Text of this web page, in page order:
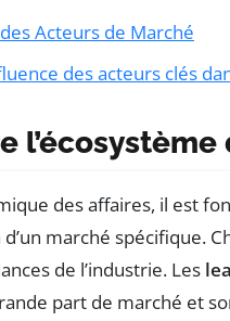
Acteurs de Marché
des acteurs clés
des affaires, il est
marché spécifique.
de l’industrie. Les
part de marché et